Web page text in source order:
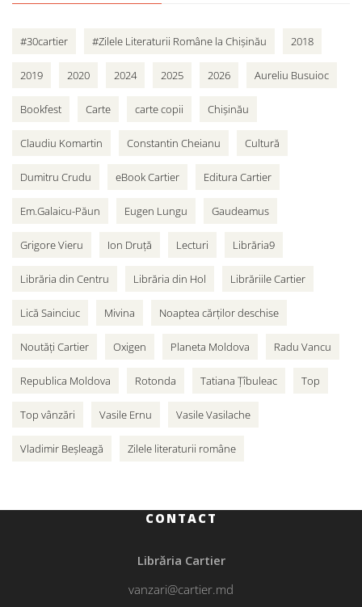
#30cartier #Zilele Literaturii Române la Chișinău 2018
2019 2020 2024 2025 2026 Aureliu Busuioc
Bookfest Carte carte copii Chișinău
Claudiu Komartin Constantin Cheianu Cultură
Dumitru Crudu eBook Cartier Editura Cartier
Em.Galaicu-Păun Eugen Lungu Gaudeamus
Grigore Vieru Ion Druță Lecturi Librăria9
Librăria din Centru Librăria din Hol Librăriile Cartier
Lică Sainciuc Mivina Noaptea cărților deschise
Noutăți Cartier Oxigen Planeta Moldova Radu Vancu
Republica Moldova Rotonda Tatiana Țîbuleac Top
Top vânzări Vasile Ernu Vasile Vasilache
Vladimir Beșleagă Zilele literaturii române
CONTACT
Librăria Cartier
vanzari@cartier.md